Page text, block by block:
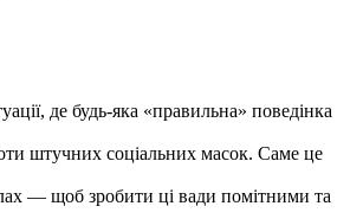
де будь-яка «правильна» поведінка
штучних соціальних масок. Саме це
— щоб зробити ці вади помітними та